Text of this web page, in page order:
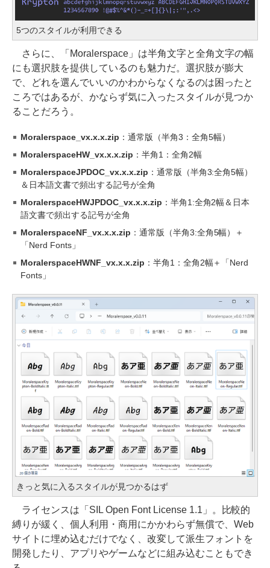
5つのスタイルが利用できる
さらに、「Moralerspace」は半角文字と全角文字の幅
にも選択肢を提供しているのも魅力だ。選択肢が膨大
で、どれを選んでいいのかわからなくなるのは困ったと
ころではあるが、かならず気に入ったスタイルが見つか
ることだろう。
Moralerspace_vx.x.x.zip ：通常版（半角3：全角5幅）
MoralerspaceHW_vx.x.x.zip ：半角1：全角2幅
MoralerspaceJPDOC_vx.x.x.zip ：通常版（半角3:全角5幅）
＆日本語文書で頻出する記号が全角
MoralerspaceHWJPDOC_vx.x.x.zip ：半角1:全角2幅＆日本
語文書で頻出する記号が全角
MoralerspaceNF_vx.x.x.zip ：通常版（半角3:全角5幅）＋
「Nerd Fonts」
MoralerspaceHWNF_vx.x.x.zip ：半角1：全角2幅＋「Nerd
Fonts」
きっと気に入るスタイルが見つかるはず
ライセンスは「SIL Open Font License 1.1」。比較的
縛りが緩く、個人利用・商用にかかわらず無償で、Web
サイトに埋め込むだけでなく、改変して派生フォントを
開発したり、アプリやゲームなどに組み込むこともでき